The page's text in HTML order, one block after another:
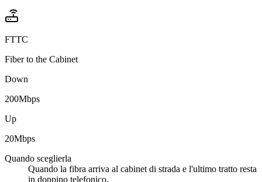
FTTC
Fiber to the Cabinet
Down
200Mbps
Up
20Mbps
Quando sceglierla
Quando la fibra arriva al cabinet di strada e l'ultimo tratto resta
in doppino telefonico.